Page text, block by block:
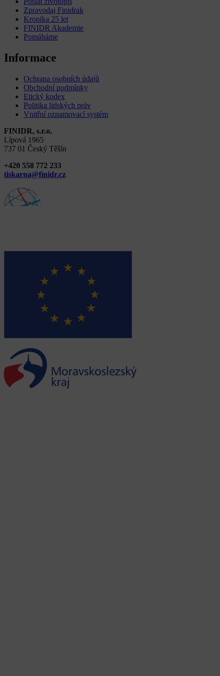
Zpravodaj Finidrak
Kronika 25 let
FINIDR Akademie
Pomáháme
Informace
Ochrana osobních údajů
Obchodní podmínky
Etický kodex
Politika lidských práv
Vnitřní oznamovací systém
FINIDR, s.r.o.
Lípová 1965
737 01 Český Těšín
+420 558 772 233
tiskarna@finidr.cz